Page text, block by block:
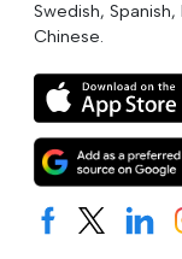
Swedish, Spanish,
Chinese.